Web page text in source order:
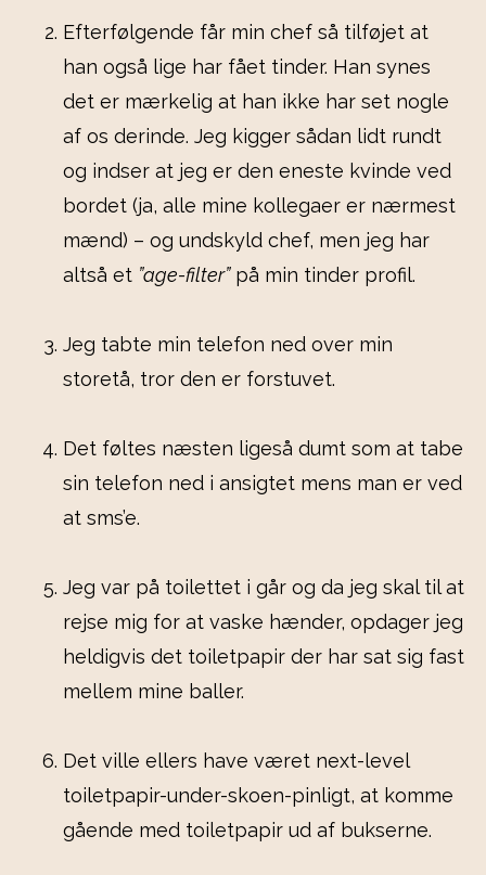
Efterfølgende får min chef så tilføjet at
han også lige har fået tinder. Han synes
det er mærkelig at han ikke har set nogle
af os derinde. Jeg kigger sådan lidt rundt
og indser at jeg er den eneste kvinde ved
bordet (ja, alle mine kollegaer er nærmest
mænd) – og undskyld chef, men jeg har
altså et ”age-filter”på min tinder profil.
Jeg tabte min telefon ned over min
storetå, tror den er forstuvet.
Det føltes næsten ligeså dumt som at tabe
sin telefon ned i ansigtet mens man er ved
at sms’e.
Jeg var på toilettet i går og da jeg skal til at
rejse mig for at vaske hænder, opdager jeg
heldigvis det toiletpapir der har sat sig fast
mellem mine baller.
Det ville ellers have været next-level
toiletpapir-under-skoen-pinligt, at komme
gående med toiletpapir ud af bukserne.